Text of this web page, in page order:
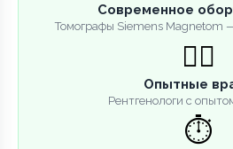
Современное
Томографы Siemens Magnetom
👨‍⚕️
Опытные
Рентгенологи с
⏱️